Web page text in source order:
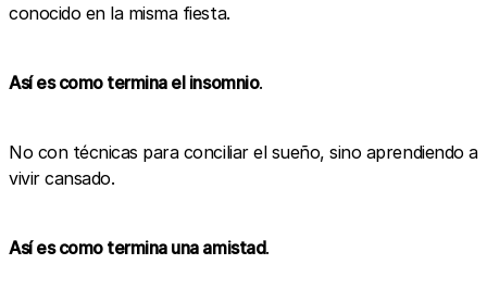
conocido en la misma fiesta.
Así es como termina el insomnio.
No con técnicas para conciliar el sueño, sino aprendiendo a
vivir cansado.
Así es como termina una amistad.